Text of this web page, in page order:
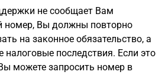
не сообщает Вам
номер, Вы должны повторно
на законное обязательство, а
последствия. Если это
можете запросить номер в